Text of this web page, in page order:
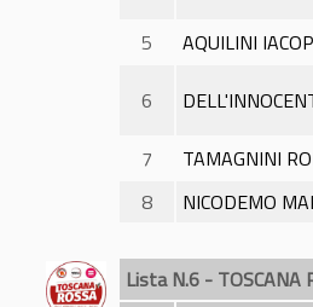
5
AQUILINI
6
7
TAMAGNINI
8
NICODEMO
Lista N.6 - TOSCANA